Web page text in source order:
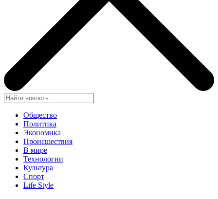
Общество
Политика
Экономика
Происшествия
В мире
Технологии
Культура
Спорт
Life Style